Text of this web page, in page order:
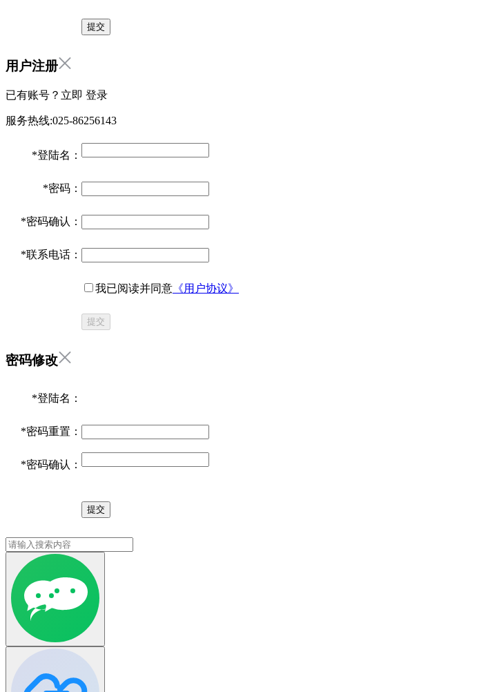
用户注册
已有账号？立即 登录
服务热线:025-86256143
*登陆名：
*密码：
*密码确认：
*联系电话：
我已阅读并同意 《用户协议》
提交
密码修改
*登陆名：
*密码重置：
*密码确认：